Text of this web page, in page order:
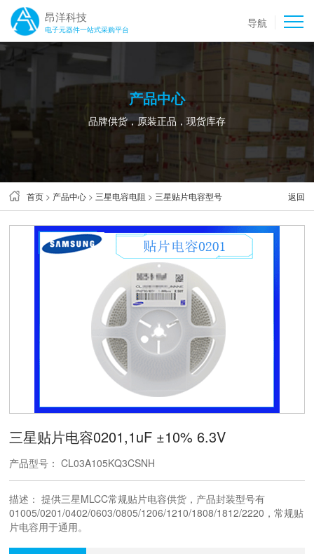
昂洋科技
电子元器件一站式采购平台 导航
产品中心
品牌供货，原装正品，现货库存
首页 > 产品中心 > 三星电容电阻 > 三星贴片电容型号 返回
三星贴片电容0201,1uF ±10% 6.3V
产品型号： CL03A105KQ3CSNH
描述： 提供三星MLCC常规贴片电容供货，产品封装型号有
01005/0201/0402/0603/0805/1206/1210/1808/1812/2220，常规贴
片电容用于通用。